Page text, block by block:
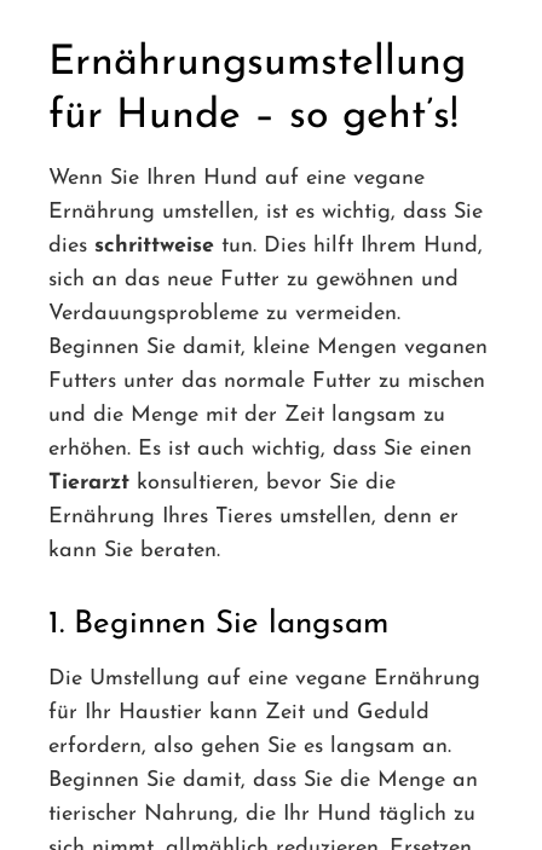
Ernährungsumstellung
für Hunde – so geht’s!
Wenn Sie Ihren Hund auf eine vegane
Ernährung umstellen, ist es wichtig, dass Sie
dies schrittweise tun. Dies hilft Ihrem Hund,
sich an das neue Futter zu gewöhnen und
Verdauungsprobleme zu vermeiden.
Beginnen Sie damit, kleine Mengen veganen
Futters unter das normale Futter zu mischen
und die Menge mit der Zeit langsam zu
erhöhen. Es ist auch wichtig, dass Sie einen
Tierarzt konsultieren, bevor Sie die
Ernährung Ihres Tieres umstellen, denn er
kann Sie beraten.
1. Beginnen Sie langsam
Die Umstellung auf eine vegane Ernährung
für Ihr Haustier kann Zeit und Geduld
erfordern, also gehen Sie es langsam an.
Beginnen Sie damit, dass Sie die Menge an
tierischer Nahrung, die Ihr Hund täglich zu